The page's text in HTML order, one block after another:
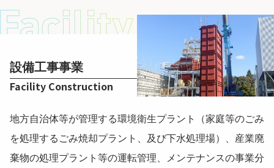
設備工事事業
Facility Construction
地方自治体等が管理する環境衛生プラント（家庭等のごみ
を処理するごみ焼却プラント、及び下水処理場）、産業廃
棄物の処理プラント等の運転管理、メンテナンスの事業分